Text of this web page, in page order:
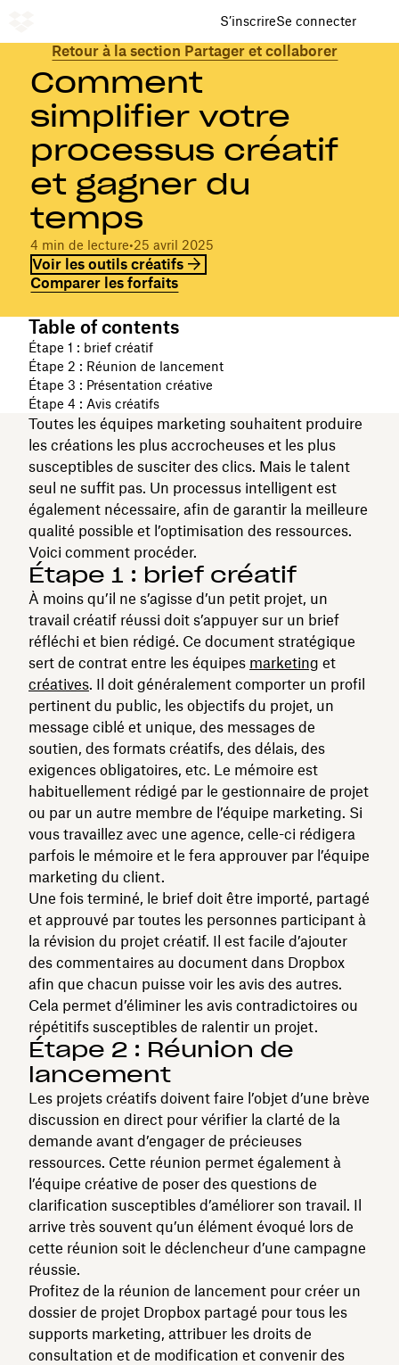
S’inscrireSe connecter
Retour à la section Partager et collaborer
Comment
simplifier votre
processus créatif
et gagner du
temps
4 min de lecture•25 avril 2025
Voir les outils créatifs
Comparer les forfaits
Table of contents
Étape 1 : brief créatif
Étape 2 : Réunion de lancement
Étape 3 : Présentation créative
Étape 4 : Avis créatifs
Toutes les équipes marketing souhaitent produire
les créations les plus accrocheuses et les plus
susceptibles de susciter des clics. Mais le talent
seul ne suffit pas. Un processus intelligent est
également nécessaire, afin de garantir la meilleure
qualité possible et l’optimisation des ressources.
Voici comment procéder.
Étape 1 : brief créatif
À moins qu’il ne s’agisse d’un petit projet, un
travail créatif réussi doit s’appuyer sur un brief
réfléchi et bien rédigé. Ce document stratégique
sert de contrat entre les équipes marketing et
créatives. Il doit généralement comporter un profil
pertinent du public, les objectifs du projet, un
message ciblé et unique, des messages de
soutien, des formats créatifs, des délais, des
exigences obligatoires, etc. Le mémoire est
habituellement rédigé par le gestionnaire de projet
ou par un autre membre de l’équipe marketing. Si
vous travaillez avec une agence, celle-ci rédigera
parfois le mémoire et le fera approuver par l’équipe
marketing du client.
Une fois terminé, le brief doit être importé, partagé
et approuvé par toutes les personnes participant à
la révision du projet créatif. Il est facile d’ajouter
des commentaires au document dans Dropbox
afin que chacun puisse voir les avis des autres.
Cela permet d’éliminer les avis contradictoires ou
répétitifs susceptibles de ralentir un projet.
Étape 2 : Réunion de
lancement
Les projets créatifs doivent faire l’objet d’une brève
discussion en direct pour vérifier la clarté de la
demande avant d’engager de précieuses
ressources. Cette réunion permet également à
l’équipe créative de poser des questions de
clarification susceptibles d’améliorer son travail. Il
arrive très souvent qu’un élément évoqué lors de
cette réunion soit le déclencheur d’une campagne
réussie.
Profitez de la réunion de lancement pour créer un
dossier de projet Dropbox partagé pour tous les
supports marketing, attribuer les droits de
consultation et de modification et convenir des